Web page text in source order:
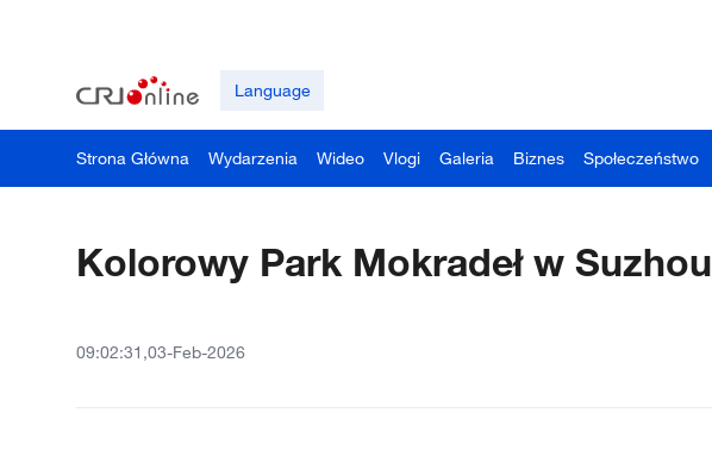
Language
Strona Główna Wydarzenia Wideo Vlogi Galeria Biznes Społeczeństwo
Kolorowy Park Mokradeł w Suzhou
09:02:31,03-Feb-2026